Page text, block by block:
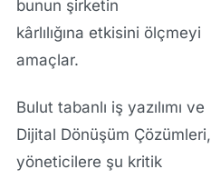
bunun şirketin
kârlılığına etkisini ölçmeyi
amaçlar.
Bulut tabanlı iş yazılımı ve
Dijital Dönüşüm Çözümleri,
yöneticilere şu kritik